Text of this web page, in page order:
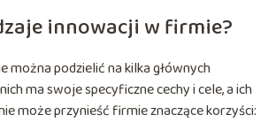
innowacji w firmie?
można podzielić na kilka głównych
ma swoje specyficzne cechy i cele, a ich
może przynieść firmie znaczące korzyści: